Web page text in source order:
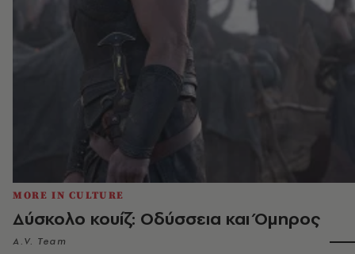
MORE IN CULTURE
Δύσκολο κουίζ: Οδύσσεια και Όμηρος
A.V. Team